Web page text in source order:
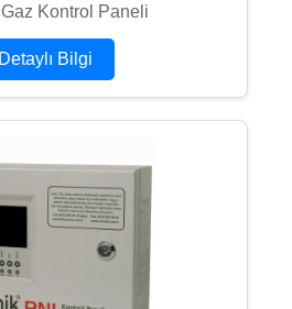
Kontrol Paneli
Detaylı Bilgi